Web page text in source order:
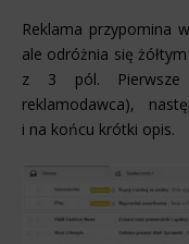
Reklama przypomina
ale odróżnia się
z 3 pól. Pierwsze
reklamodawca),
i na końcu krótki opis.